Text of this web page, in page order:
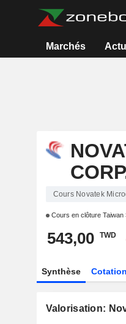
Marchés
Cours Novatek
Cours en clôture Taiwan
543,00 TWD
Synthèse
Valorisation: